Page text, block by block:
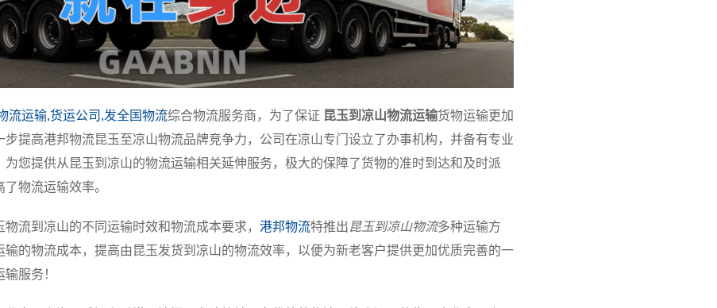
流运输,货运公司,发全国物流综合物流服务商，为了保证 昆玉到凉山物流运输货物运输更加
提高港邦物流昆玉至凉山物流品牌竞争力，公司在凉山专门设立了办事机构，并备有专业
您提供从昆玉到凉山的物流运输相关延伸服务，极大的保障了货物的准时到达和及时派
物流运输效率。
流到凉山的不同运输时效和物流成本要求， 港邦物流特推出 昆玉到凉山物流多种运输方
的物流成本，提高由昆玉发货到凉山的物流效率，以便为新老客户提供更加优质完善的一
服务！